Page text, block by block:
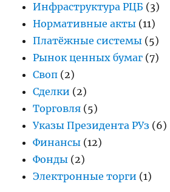
Инфраструктура РЦБ (3)
Нормативные акты (11)
Платёжные системы (5)
Рынок ценных бумаг (7)
Своп (2)
Сделки (2)
Торговля (5)
Указы Президента РУз (6)
Финансы (12)
Фонды (2)
Электронные торги (1)